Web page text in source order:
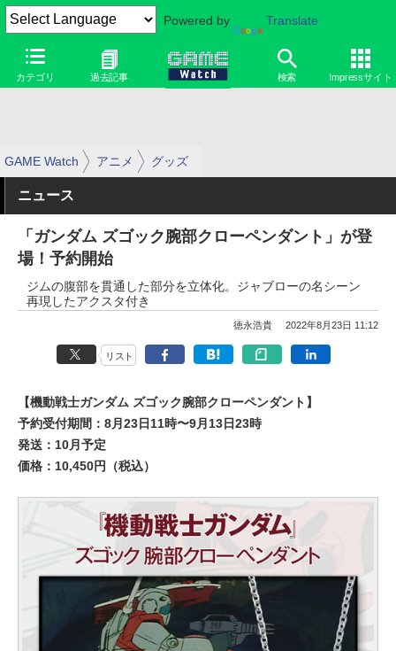
Powered by Translate
カテゴリ 過去記事 検索 Impressサイト
GAME Watch アニメ グッズ
ニュース
「ガンダム ズゴック腕部クローペンダント」が登
場！予約開始
ジムの腹部を貫通した部分を立体化。ジャブローの名シーン
再現したアクスタ付き
徳永浩貴 2022年8月23日 11:12
リスト
【機動戦士ガンダム ズゴック腕部クローペンダント】
予約受付期間：8月23日11時〜9月13日23時
発送：10月予定
価格：10,450円（税込）